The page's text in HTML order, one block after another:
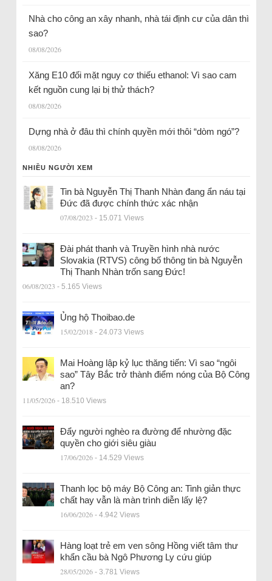
Nhà cho công an xây nhanh, nhà tái định cư của dân thì
sao?
08/08/2026
Xăng E10 đối mặt nguy cơ thiếu ethanol: Vì sao cam
kết nguồn cung lại bị thử thách?
08/08/2026
Dựng nhà ở đâu thì chính quyền mới thôi “dòm ngó”?
08/08/2026
NHIỀU NGƯỜI XEM
Tin bà Nguyễn Thị Thanh Nhàn đang ẩn náu tại
Đức đã được chính thức xác nhận
07/08/2023 - 15.071 Views
Đài phát thanh và Truyền hình nhà nước
Slovakia (RTVS) công bố thông tin bà Nguyễn
Thị Thanh Nhàn trốn sang Đức!
06/08/2023 - 5.165 Views
Ủng hộ Thoibao.de
15/02/2018 - 24.073 Views
Mai Hoàng lập kỷ lục thăng tiến: Vì sao “ngôi
sao” Tây Bắc trở thành điểm nóng của Bộ Công
an?
11/05/2026 - 18.510 Views
Đẩy người nghèo ra đường để nhường đặc
quyền cho giới siêu giàu
17/06/2026 - 14.529 Views
Thanh lọc bộ máy Bộ Công an: Tinh giản thực
chất hay vẫn là màn trình diễn lấy lệ?
16/06/2026 - 4.942 Views
Hàng loạt trẻ em ven sông Hồng viết tâm thư
khẩn cầu bà Ngô Phương Ly cứu giúp
28/05/2026 - 3.781 Views